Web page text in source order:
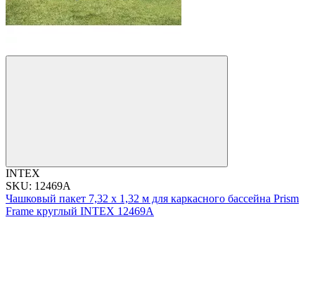
INTEX
SKU: 12469A
Чашковый пакет 7,32 х 1,32 м для каркасного бассейна Prism
Frame круглый INTEX 12469A